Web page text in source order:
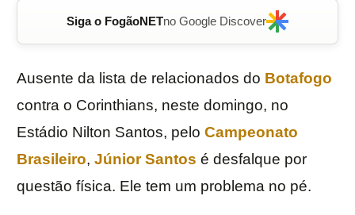
Siga o FogãoNETno Google Discover
Ausente da lista de relacionados do Botafogo
contra o Corinthians, neste domingo, no
Estádio Nilton Santos, pelo Campeonato
Brasileiro, Júnior Santos é desfalque por
questão física. Ele tem um problema no pé.